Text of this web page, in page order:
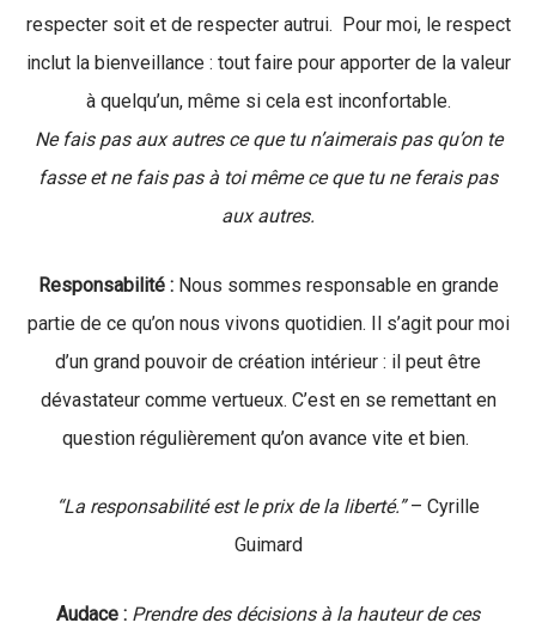
respecter soit et de respecter autrui. Pour moi, le respect
inclut la bienveillance : tout faire pour apporter de la valeur
à quelqu’un, même si cela est inconfortable.
Ne fais pas aux autres ce que tu n’aimerais pas qu’on te
fasse et ne fais pas à toi même ce que tu ne ferais pas
aux autres.
Responsabilité : Nous sommes responsable en grande
partie de ce qu’on nous vivons quotidien. Il s’agit pour moi
d’un grand pouvoir de création intérieur : il peut être
dévastateur comme vertueux. C’est en se remettant en
question régulièrement qu’on avance vite et bien.
“La responsabilité est le prix de la liberté.”– Cyrille
Guimard
Audace : Prendre des décisions à la hauteur de ces